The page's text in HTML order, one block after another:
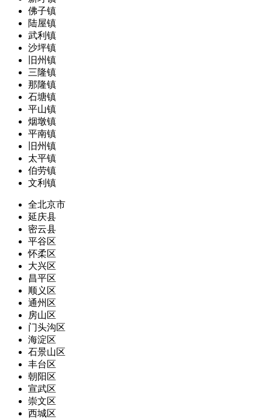
佛子镇
陆屋镇
武利镇
沙坪镇
旧州镇
三隆镇
那隆镇
石塘镇
平山镇
烟墩镇
平南镇
旧州镇
太平镇
伯劳镇
文利镇
全北京市
延庆县
密云县
平谷区
怀柔区
大兴区
昌平区
顺义区
通州区
房山区
门头沟区
海淀区
石景山区
丰台区
朝阳区
宣武区
崇文区
西城区